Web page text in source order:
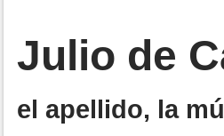
Julio de
el apellido, la